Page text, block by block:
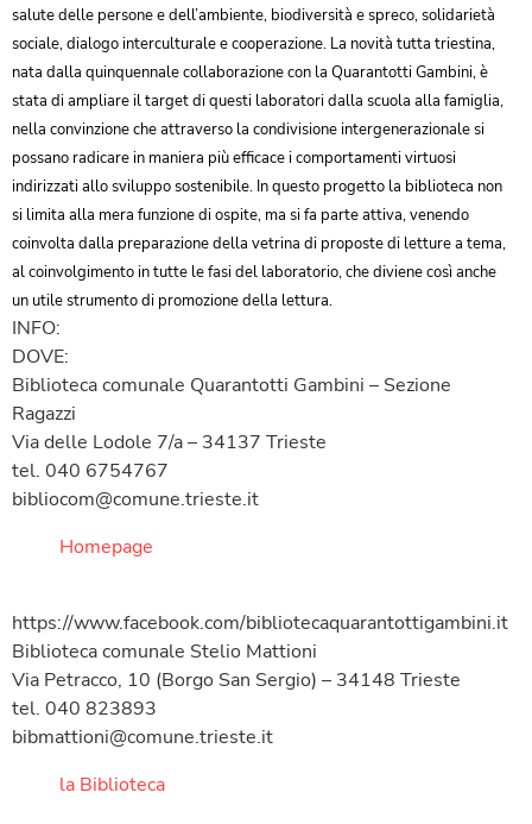
salute delle persone e dell’ambiente, biodiversità e spreco, solidarietà
sociale, dialogo interculturale e cooperazione. La novità tutta triestina,
nata dalla quinquennale collaborazione con la Quarantotti Gambini, è
stata di ampliare il target di questi laboratori dalla scuola alla famiglia,
nella convinzione che attraverso la condivisione intergenerazionale si
possano radicare in maniera più efficace i comportamenti virtuosi
indirizzati allo sviluppo sostenibile. In questo progetto la biblioteca non
si limita alla mera funzione di ospite, ma si fa parte attiva, venendo
coinvolta dalla preparazione della vetrina di proposte di letture a tema,
al coinvolgimento in tutte le fasi del laboratorio, che diviene così anche
un utile strumento di promozione della lettura.
INFO:
DOVE:
Biblioteca comunale Quarantotti Gambini – Sezione
Ragazzi
Via delle Lodole 7/a – 34137 Trieste
tel. 040 6754767
bibliocom@comune.trieste.it
Homepage
https://www.facebook.com/bibliotecaquarantottigambini.it
Biblioteca comunale Stelio Mattioni
Via Petracco, 10 (Borgo San Sergio) – 34148 Trieste
tel. 040 823893
bibmattioni@comune.trieste.it
la Biblioteca